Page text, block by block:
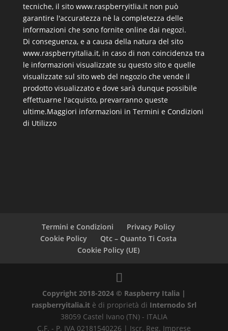
tecniche, il sito www.raspberryitlia.it non può
garantire l'accuratezza nè la completezza delle
informazioni che sono fornite online dai negozi.
Di conseguenza, e a causa della natura del sito
www.raspberryitalia.it, in caso di non coincidenza tra
le informazioni visualizzate su questo sito e quelle
visualizzate sul sito web del negozio che vende il
prodotto visualizzato e dove sarà dunque possibile
effettuarne l'acquisto, prevarranno queste
ultime.Maggiori informazioni in Termini e Condizioni
di Utilizzo
Termini e Condizioni
Privacy Policy
Cookie Policy
Qtc – Quanto Ti Costa
Cookie Policy (UE)
Copyright 2018-2024 © Raspberry Italia |
raspberryitalia.itè di proprietà di Internodo Srl
38059 Castel Ivano (TN) - ITALIA
C.F. - P. IVA 02181540226 | Iscr. Reg. Imprese